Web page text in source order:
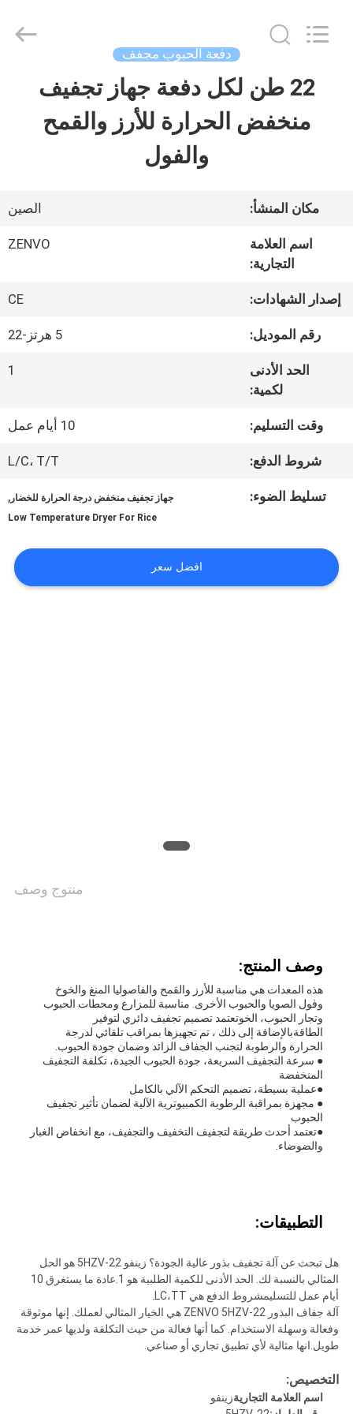
منزل،
معلومات
جولة
مراقبة
الجودة
اتصل
بنا
ZENVO
TECHNOLOGY
دفعة الحبوب مجفف
22 طن لكل دفعة جهاز تجفيف
منخفض الحرارة للأرز والقمح
والفول
مكان المنشأ: الصين
اسم العلامة
التجارية:
ZENVO
إصدار الشهادات: CE
رقم الموديل: 5 هرتز-22
الحد الأدنى
لكمية:
1
وقت التسليم: 10 أيام عمل
شروط الدفع: L/C، T/T
تسليط الضوء: جهاز تجفيف منخفض درجة الحرارة للخضار ,
Low Temperature Dryer For Rice
افضل سعر
منتوج وصف
وصف المنتج:
هذه المعدات هي مناسبة للأرز والقمح والفاصوليا المنغ والخوخ
وفول الصويا والحبوب الأخرى. مناسبة للمزارع ومحطات الحبوب
وتجار الحبوب، الخوتعتمد تصميم تجفيف دائري لتوفير
الطاقةبالإضافة إلى ذلك ، تم تجهيزها بمراقب تلقائي لدرجة
الحرارة والرطوبة لتجنب الجفاف الزائد وضمان جودة الحبوب.
● سرعة التجفيف السريعة، جودة الحبوب الجيدة، تكلفة التجفيف
المنخفضة
●عملية بسيطة، تصميم التحكم الآلي بالكامل
● مجهزة بمراقبة الرطوبة الكمبيوترية الآلية لضمان تأثير تجفيف
الحبوب
●تعتمد أحدث طريقة لتجفيف التخفيف والتجفيف، مع انخفاض الغبار
والضوضاء.
التطبيقات:
هل تبحث عن آلة تجفيف بذور عالية الجودة؟ زينفو 5HZV-22 هو الحل
المثالي بالنسبة لك. الحد الأدنى للكمية الطلبية هو 1.عادة ما يستغرق 10
أيام عمل للتسليمشروط الدفع هي LC،TT.
آلة جفاف البذور ZENVO 5HZV-22 هي الخيار المثالي لعملك. إنها موثوقة
وفعالة وسهلة الاستخدام. كما أنها فعالة من حيث التكلفة ولديها عمر خدمة
طويل.انها مثالية لأي تطبيق تجاري أو صناعي.
التخصيص:
اسم العلامة التجاريةزينفو